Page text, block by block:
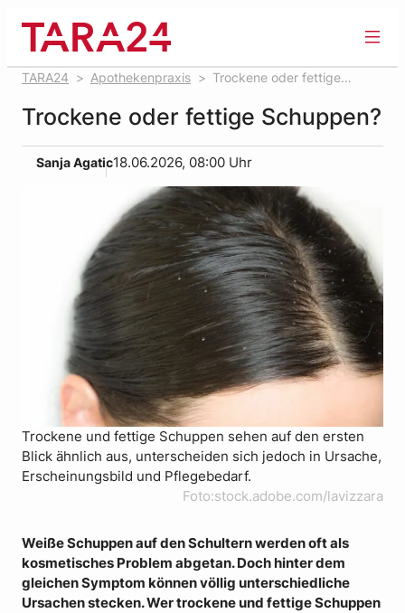
springen
TARA24 Apothekenpraxis
Trockene oder fettige
Trockene oder fettige Schuppen?
Sanja Agatic18.06.2026, 08:00 Uhr
Trockene und fettige Schuppen sehen auf den ersten
Blick ähnlich aus, unterscheiden sich jedoch in Ursache,
Erscheinungsbild und Pflegebedarf.
Foto:stock.adobe.com/lavizzara
Weiße Schuppen auf den Schultern werden oft als
kosmetisches Problem abgetan. Doch hinter dem
gleichen Symptom können völlig unterschiedliche
Ursachen stecken. Wer trockene und fettige Schuppen